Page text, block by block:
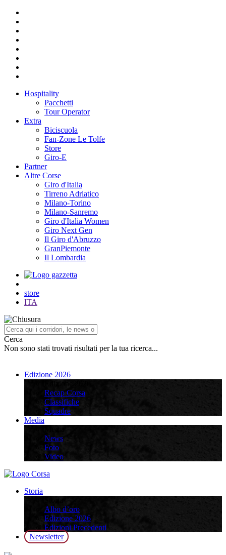
Hospitality
Pacchetti
Tour Operator
Extra
Biciscuola
Fan-Zone Le Tolfe
Store
Giro-E
Partner
Altre Corse
Giro d'Italia
Tirreno Adriatico
Milano-Torino
Milano-Sanremo
Giro d'Italia Women
Giro Next Gen
Il Giro d'Abruzzo
GranPiemonte
Il Lombardia
store
ITA
Cerca
Non sono stati trovati risultati per la tua ricerca...
Edizione 2026
Recap Corsa
Classifiche
Squadre
Media
News
Foto
Video
Storia
Albo d’oro
Edizione 2026
Edizioni Precedenti
Newsletter